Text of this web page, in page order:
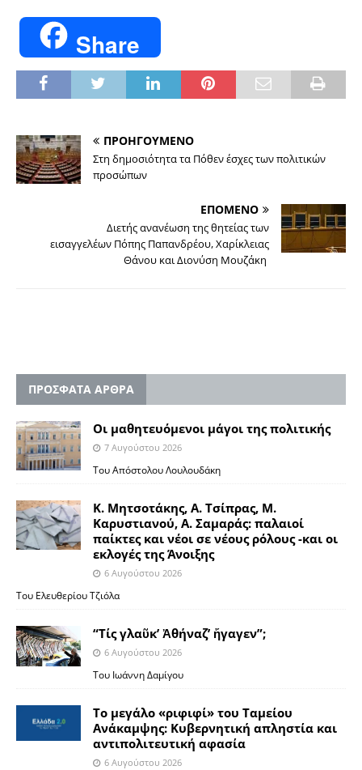
Share
ΠΡΟΗΓΟΥΜΕΝΟ
Στη δημοσιότητα τα Πόθεν έσχες των πολιτικών
προσώπων
ΕΠΟΜΕΝΟ
Διετής ανανέωση της θητείας των
εισαγγελέων Πόπης Παπανδρέου, Χαρίκλειας
Θάνου και Διονύση Μουζάκη
ΠΡΟΣΦΑΤΑ ΑΡΘΡΑ
Οι μαθητευόμενοι μάγοι της πολιτικής
7 Αυγούστου 2026
Του Απόστολου Λουλουδάκη
Κ. Μητσοτάκης, Α. Τσίπρας, Μ.
Καρυστιανού, Α. Σαμαράς: παλαιοί
παίκτες και νέοι σε νέους ρόλους -και οι
εκλογές της Άνοιξης
6 Αυγούστου 2026
Του Ελευθερίου Τζιόλα
“Τίς γλαῦκ’ Ἀθήναζ’ ἤγαγεν”;
6 Αυγούστου 2026
Του Ιωάννη Δαμίγου
Το μεγάλο «ριφιφί» του Ταμείου
Ανάκαμψης: Κυβερνητική απληστία και
αντιπολιτευτική αφασία
6 Αυγούστου 2026